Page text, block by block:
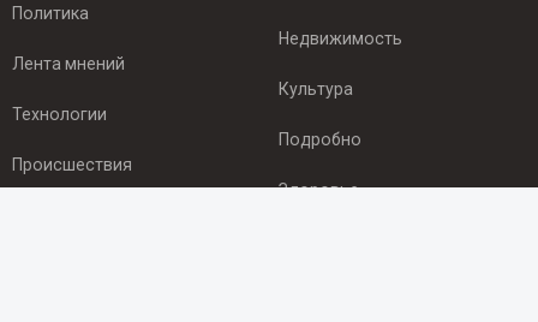
Политика
Лента мнений
Технологии
Происшествия
Недвижимость
Культура
Подробно
Здоровье